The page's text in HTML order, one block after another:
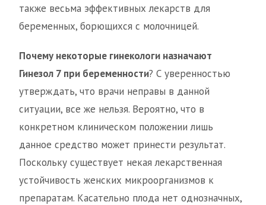
также весьма эффективных лекарств для
беременных, борющихся с молочницей.
Почему некоторые гинекологи назначают
Гинезол 7 при беременности? С уверенностью
утверждать, что врачи неправы в данной
ситуации, все же нельзя. Вероятно, что в
конкретном клиническом положении лишь
данное средство может принести результат.
Поскольку существует некая лекарственная
устойчивость женских микроорганизмов к
препаратам. Касательно плода нет однозначных,